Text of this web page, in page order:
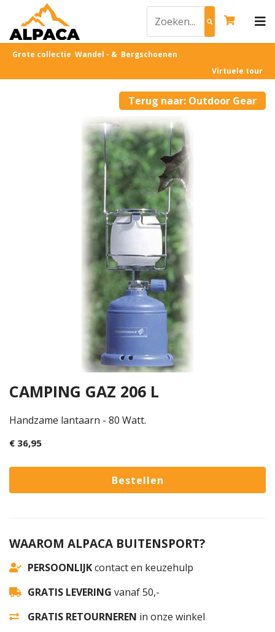
Grote collectie Wandel - & Bergschoenen
Virtuele tour
Terug naar: Outdoor Gear
CAMPING GAZ 206 L
Handzame lantaarn - 80 Watt.
€ 36,95
WAAROM ALPACA BUITENSPORT?
PERSOONLIJKcontact en keuzehulp
GRATIS LEVERING vanaf 50,-
GRATIS RETOURNEREN in onze winkel